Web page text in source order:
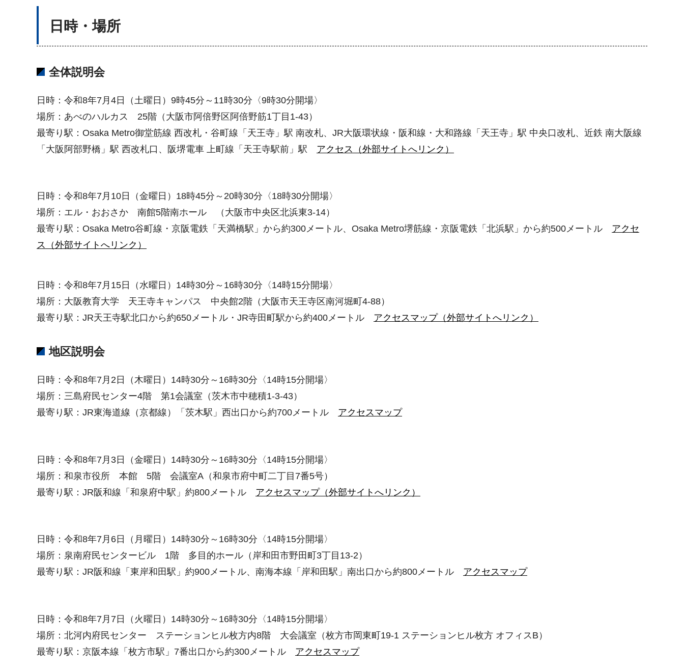
日時・場所
全体説明会
日時：令和8年7月4日（土曜日）9時45分～11時30分〈9時30分開場〉
場所：あべのハルカス 25階（大阪市阿倍野区阿倍野筋1丁目1-43）
最寄り駅：Osaka Metro御堂筋線 西改札・谷町線「天王寺」駅 南改札、JR大阪環状線・阪和線・大和路線「天王寺」駅 中央口改札、近鉄 南大阪線
「大阪阿部野橋」駅 西改札口、阪堺電車 上町線「天王寺駅前」駅 アクセス（外部サイトへリンク）
日時：令和8年7月10日（金曜日）18時45分～20時30分〈18時30分開場〉
場所：エル・おおさか 南館5階南ホール （大阪市中央区北浜東3-14）
最寄り駅：Osaka Metro谷町線・京阪電鉄「天満橋駅」から約300メートル、Osaka Metro堺筋線・京阪電鉄「北浜駅」から約500メートル アクセ
ス（外部サイトへリンク）
日時：令和8年7月15日（水曜日）14時30分～16時30分〈14時15分開場〉
場所：大阪教育大学 天王寺キャンパス 中央館2階（大阪市天王寺区南河堀町4-88）
最寄り駅：JR天王寺駅北口から約650メートル・JR寺田町駅から約400メートル アクセスマップ（外部サイトへリンク）
地区説明会
日時：令和8年7月2日（木曜日）14時30分～16時30分〈14時15分開場〉
場所：三島府民センター4階 第1会議室（茨木市中穂積1-3-43）
最寄り駅：JR東海道線（京都線）「茨木駅」西出口から約700メートル アクセスマップ
日時：令和8年7月3日（金曜日）14時30分～16時30分〈14時15分開場〉
場所：和泉市役所 本館 5階 会議室A（和泉市府中町二丁目7番5号）
最寄り駅：JR阪和線「和泉府中駅」約800メートル アクセスマップ（外部サイトへリンク）
日時：令和8年7月6日（月曜日）14時30分～16時30分〈14時15分開場〉
場所：泉南府民センタービル 1階 多目的ホール（岸和田市野田町3丁目13-2）
最寄り駅：JR阪和線「東岸和田駅」約900メートル、南海本線「岸和田駅」南出口から約800メートル アクセスマップ
日時：令和8年7月7日（火曜日）14時30分～16時30分〈14時15分開場〉
場所：北河内府民センター ステーションヒル枚方内8階 大会議室（枚方市岡東町19-1 ステーションヒル枚方 オフィスB）
最寄り駅：京阪本線「枚方市駅」7番出口から約300メートル アクセスマップ